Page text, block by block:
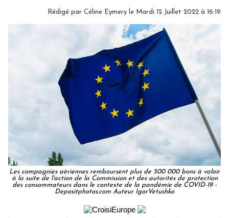
Rédigé par Céline Eymery le Mardi 12 Juillet 2022 à 16:19
Les compagnies aériennes remboursent plus de 500 000 bons à valoir
à la suite de l'action de la Commission et des autorités de protection
des consommateurs dans le contexte de la pandémie de COVID-19 -
Depositphotos.com Auteur IgorVetushko